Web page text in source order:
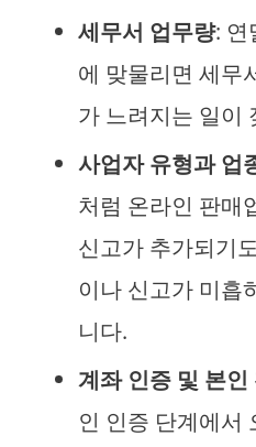
세무서 업무량: 연
에 맞물리면 세무
가 느려지는 일이
사업자 유형과 업
처럼 온라인 판매
신고가 추가되기
이나 신고가 미흡
니다.
계좌 인증 및 본인
인 인증 단계에서